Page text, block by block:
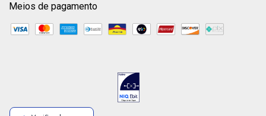
Meios de pagamento